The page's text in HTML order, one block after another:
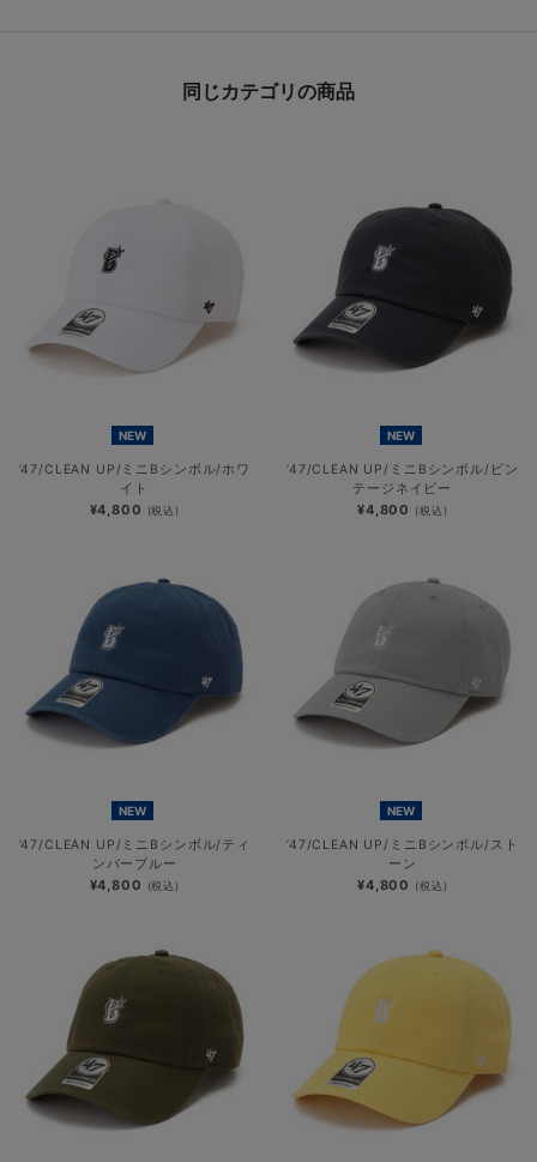
同じカテゴリの商品
NEW
’47/CLEAN UP/ミニBシンボル/ホワ
イト
¥4,800 (税込)
NEW
’47/CLEAN UP/ミニBシンボル/ビン
テージネイビー
¥4,800 (税込)
NEW
’47/CLEAN UP/ミニBシンボル/ティ
ンバーブルー
¥4,800 (税込)
NEW
’47/CLEAN UP/ミニBシンボル/スト
ーン
¥4,800 (税込)